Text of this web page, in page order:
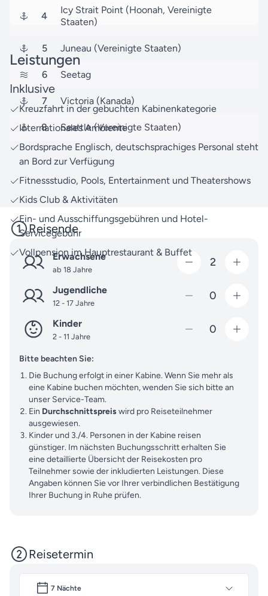
Seereisen.de ist Ihr kompetenter Partner, um Ihre
Erlebnis zu machen – mit unserer langjährigen
Erfahrung und einem Service, der für Qualität steht.
Weitere Reisen mit MSC Cruises und anderen
Reedereienentdecken Sie über unsere umfassende
Reisesuche– sei es in Nordamerika oder an anderen
faszinierenden Zielen weltweit.
Unser Team von Seereisen.de steht Ihnen jederzeit
zur Verfügung – egal, ob es um Fragen zur Reise,
Buchungen oder andere Anliegen geht: Zögern Sie
nicht, uns zukontaktieren
Freuen Sie sich auf unvergessliche Momente der
Vorfreude und lassen Sie uns gemeinsam Ihre
Traumreise verwirklichen.
4
Icy Strait Point (Hoonah, Vereinigte
Staaten)
5 Juneau (Vereinigte Staaten)
6 Seetag
7 Victoria (Kanada)
8 Seattle (Vereinigte Staaten)
Leistungen
Inklusive
Kreuzfahrt in der gebuchten Kabinenkategorie
Internationales Ambiente
Bordsprache Englisch, deutschsprachiges Personal steht
an Bord zur Verfügung
Fitnessstudio, Pools, Entertainment und Theatershows
Kids Club & Aktivitäten
Ein- und Ausschiffungsgebühren und Hotel-
Servicegebühr
Vollpension im Hauptrestaurant & Buffet
Reisende
Erwachsene
ab 18 Jahre
2
Jugendliche
12 - 17 Jahre
0
Kinder
2 - 11 Jahre
0
Bitte beachten Sie:
Die Buchung erfolgt in einer Kabine. Wenn Sie mehr als
eine Kabine buchen möchten, wenden Sie sich bitte an
unser Service-Team.
Ein Durchschnittspreiswird pro Reiseteilnehmer
ausgewiesen.
Kinder und 3./4. Personen in der Kabine reisen
günstiger. Im nächsten Buchungsschritt erhalten Sie
eine detaillierte Übersicht der Reisekosten pro
Teilnehmer sowie der inkludierten Leistungen. Diese
Angaben können Sie vor Ihrer verbindlichen Bestätigung
Ihrer Buchung in Ruhe prüfen.
Reisetermin
7 Nächte